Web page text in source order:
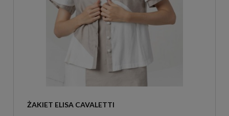
ŻAKIET ELISA CAVALETTI